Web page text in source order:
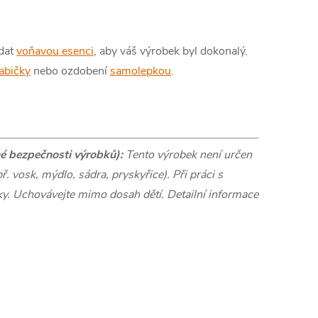
voňavou esenci, aby váš výrobek byl dokonalý.
nebo ozdobenísamolepkou.
bezpečnosti výrobků): Tento výrobek není určen
vosk, mýdlo, sádra, pryskyřice). Při práci s
Uchovávejte mimo dosah dětí. Detailní informace